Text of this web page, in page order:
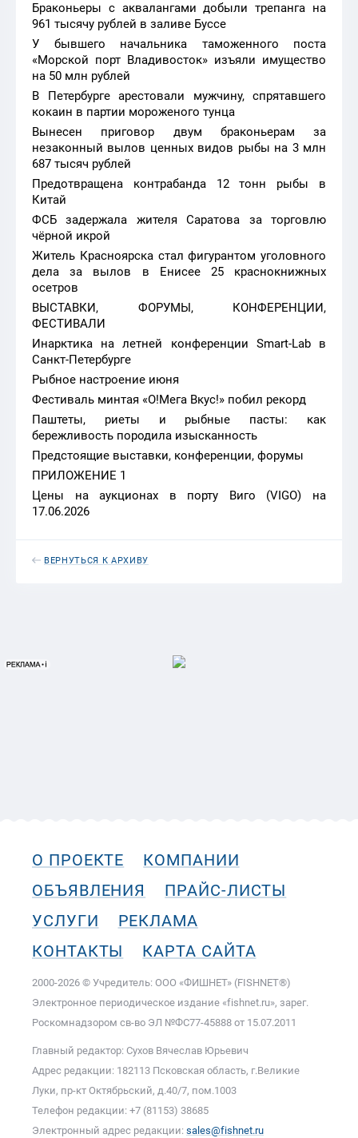
Браконьеры с аквалангами добыли трепанга на
961 тысячу рублей в заливе Буссе
У бывшего начальника таможенного поста
«Морской порт Владивосток» изъяли имущество
на 50 млн рублей
В Петербурге арестовали мужчину, спрятавшего
кокаин в партии мороженого тунца
Вынесен приговор двум браконьерам за
незаконный вылов ценных видов рыбы на 3 млн
687 тысяч рублей
Предотвращена контрабанда 12 тонн рыбы в
Китай
ФСБ задержала жителя Саратова за торговлю
чёрной икрой
Житель Красноярска стал фигурантом уголовного
дела за вылов в Енисее 25 краснокнижных
осетров
ВЫСТАВКИ, ФОРУМЫ, КОНФЕРЕНЦИИ,
ФЕСТИВАЛИ
Инарктика на летней конференции Smart-Lab в
Санкт-Петербурге
Рыбное настроение июня
Фестиваль минтая «О!Мега Вкус!» побил рекорд
Паштеты, риеты и рыбные пасты: как
бережливость породила изысканность
Предстоящие выставки, конференции, форумы
ПРИЛОЖЕНИЕ 1
Цены на аукционах в порту Виго (VIGO) на
17.06.2026
ВЕРНУТЬСЯ К АРХИВУ
О ПРОЕКТЕ
КОМПАНИИ
ОБЪЯВЛЕНИЯ
ПРАЙС-ЛИСТЫ
УСЛУГИ
РЕКЛАМА
КОНТАКТЫ
КАРТА САЙТА
2000-2026 © Учредитель: ООО «ФИШНЕТ» (FISHNET®)
Электронное периодическое издание «fishnet.ru», зарег.
Роскомнадзором cв-во ЭЛ №ФС77-45888 от 15.07.2011
Главный редактор: Сухов Вячеслав Юрьевич
Адрес редакции: 182113 Псковская область, г.Великие
Луки, пр-кт Октябрьский, д.40/7, пом.1003
Телефон редакции: +7 (81153) 38685
Электронный адрес редакции: sales@fishnet.ru